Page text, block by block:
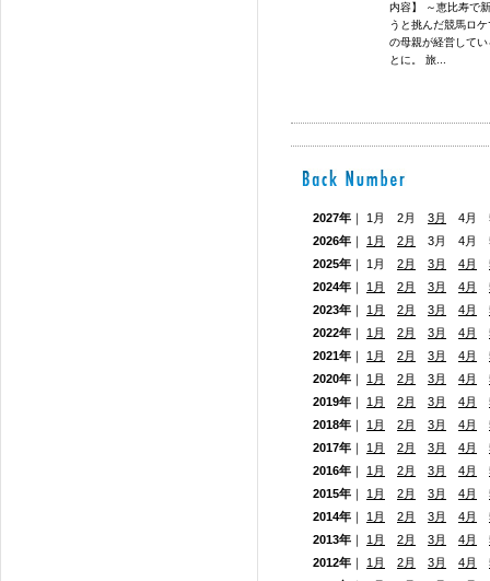
内容】 ～恵比寿で
うと挑んだ競馬ロ
の母親が経営して
とに。 旅...
2027年 ｜ 1月 2月 3月
4月
2026年 ｜ 1月 2月
3月 4月
2025年 ｜ 1月 2月 3月 4月
2024年 ｜ 1月 2月 3月 4月
2023年 ｜ 1月 2月 3月 4月
2022年 ｜ 1月 2月 3月 4月
2021年 ｜ 1月 2月 3月 4月
2020年 ｜ 1月 2月 3月 4月
2019年 ｜ 1月 2月 3月 4月
2018年 ｜ 1月 2月 3月 4月
2017年 ｜ 1月 2月 3月 4月
2016年 ｜ 1月 2月 3月 4月
2015年 ｜ 1月 2月 3月 4月
2014年 ｜ 1月 2月 3月 4月
2013年 ｜ 1月 2月 3月 4月
2012年 ｜ 1月 2月 3月 4月